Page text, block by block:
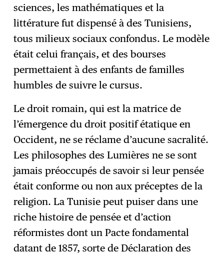
sciences, les mathématiques et la
littérature fut dispensé à des Tunisiens,
tous milieux sociaux confondus. Le modèle
était celui français, et des bourses
permettaient à des enfants de familles
humbles de suivre le cursus.
Le droit romain, qui est la matrice de
l’émergence du droit positif étatique en
Occident, ne se réclame d’aucune sacralité.
Les philosophes des Lumières ne se sont
jamais préoccupés de savoir si leur pensée
était conforme ou non aux préceptes de la
religion. La Tunisie peut puiser dans une
riche histoire de pensée et d’action
réformistes dont un Pacte fondamental
datant de 1857, sorte de Déclaration des